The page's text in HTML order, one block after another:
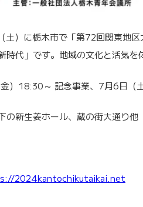
）に栃木市で「第72回関東地
時代」です。地域の文化と活気を
）18:30～ 記念事業、7月6日（
の新生姜ホール、蔵の街大通り他
2024kantochikutaikai.net